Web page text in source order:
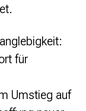
für
Umstieg auf